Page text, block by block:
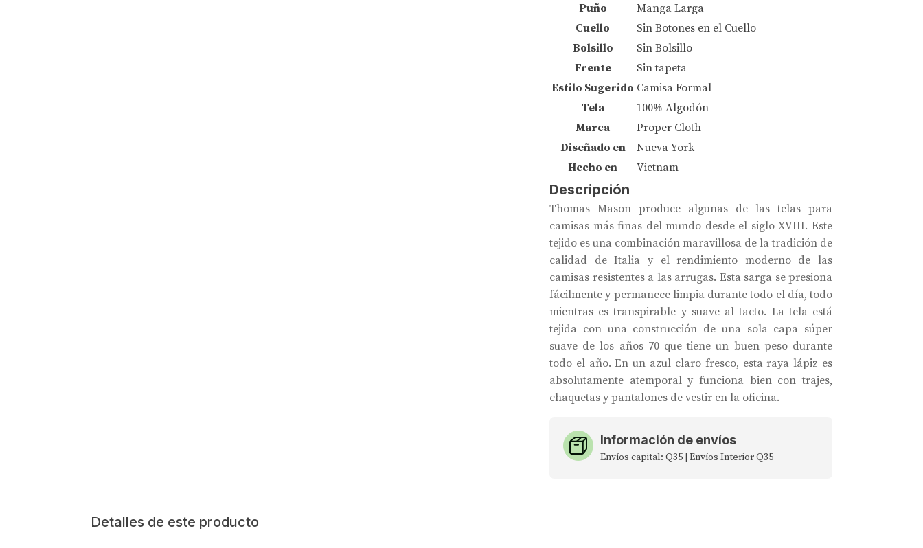
Puño
Manga Larga
Cuello
Sin Botones en el Cuello
Bolsillo
Sin Bolsillo
Frente
Sin tapeta
Estilo Sugerido Camisa Formal
Tela
100% Algodón
Marca
Proper Cloth
Diseñado en
Nueva York
Hecho en
Vietnam
Descripción
Thomas Mason produce algunas de las telas para
camisas más finas del mundo desde el siglo XVIII. Este
tejido es una combinación maravillosa de la tradición de
calidad de Italia y el rendimiento moderno de las
camisas resistentes a las arrugas. Esta sarga se presiona
fácilmente y permanece limpia durante todo el día, todo
mientras es transpirable y suave al tacto. La tela está
tejida con una construcción de una sola capa súper
suave de los años 70 que tiene un buen peso durante
todo el año. En un azul claro fresco, esta raya lápiz es
absolutamente atemporal y funciona bien con trajes,
chaquetas y pantalones de vestir en la oficina.
Información de envíos
Envíos capital: Q35 | Envíos Interior Q35
Detalles de este producto